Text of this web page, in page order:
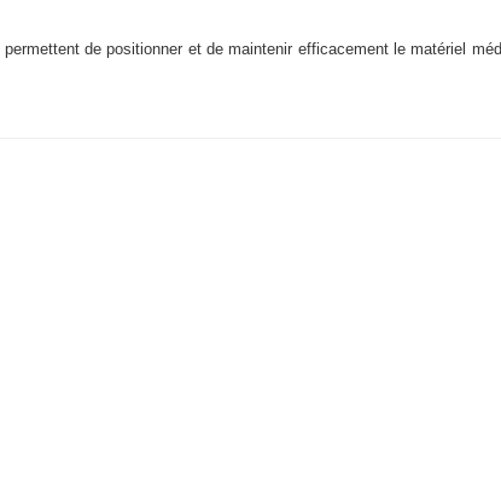
de positionner et de maintenir efficacement le matériel